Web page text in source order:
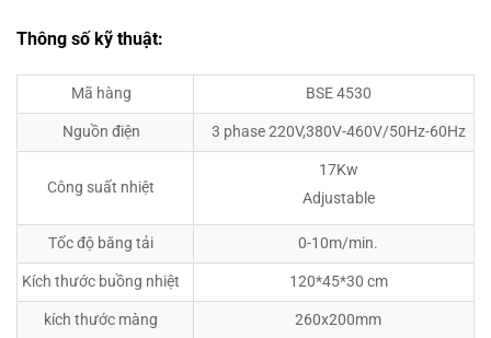
Thông số kỹ thuật:
Mã hàng BSE 4530
Nguồn điện 3 phase 220V,380V-460V/50Hz-60Hz
Công suất nhiệt
17Kw
Adjustable
Tốc độ băng tải 0-10m/min.
Kích thước buồng nhiệt 120*45*30 cm
kích thước màng 260x200mm